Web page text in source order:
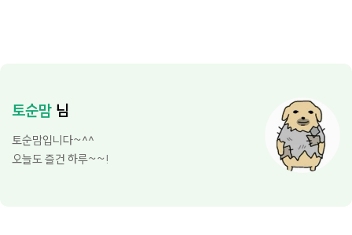
토순맘 님
토순맘입니다~^^
오늘도 즐건 하루~~!